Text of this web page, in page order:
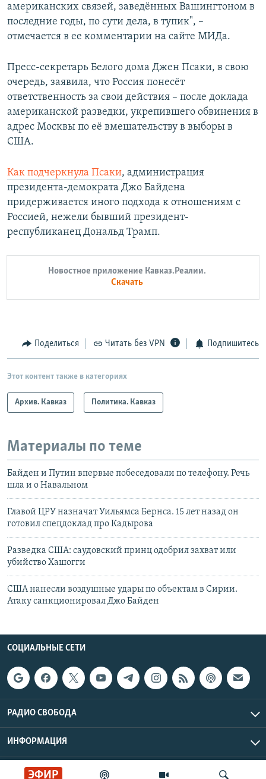
ЭФИР
американских связей, заведённых Вашингтоном в
последние годы, по сути дела, в тупик", –
отмечается в ее комментарии на сайте МИДа.
Пресс-секретарь Белого дома Джен Псаки, в свою
очередь, заявила, что Россия понесёт
ответственность за свои действия – после доклада
американской разведки, укрепившего обвинения в
адрес Москвы по её вмешательству в выборы в
США.
Как подчеркнула Псаки, администрация
президента-демократа Джо Байдена
придерживается иного подхода к отношениям с
Россией, нежели бывший президент-
республиканец Дональд Трамп.
Новостное приложение Кавказ.Реалии.
Скачать
Поделиться Читать без VPN Подпишитесь
Этот контент также в категориях
Архив. Кавказ Политика. Кавказ
Материалы по теме
Байден и Путин впервые побеседовали по телефону. Речь
шла и о Навальном
Главой ЦРУ назначат Уильямса Бернса. 15 лет назад он
готовил спецдоклад про Кадырова
Разведка США: саудовский принц одобрил захват или
убийство Хашогги
США нанесли воздушные удары по объектам в Сирии.
Атаку санкционировал Джо Байден
СОЦИАЛЬНЫЕ СЕТИ
РАДИО СВОБОДА
ИНФОРМАЦИЯ
Радио Свобода © 2026 RFE/RL, Inc. | Все права защищены.